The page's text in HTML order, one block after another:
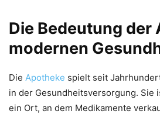
Die Bedeutung der
modernen
Die Apotheke spielt seit
in der Gesundheitsversorgung. Sie
ein Ort, an dem Medikamente